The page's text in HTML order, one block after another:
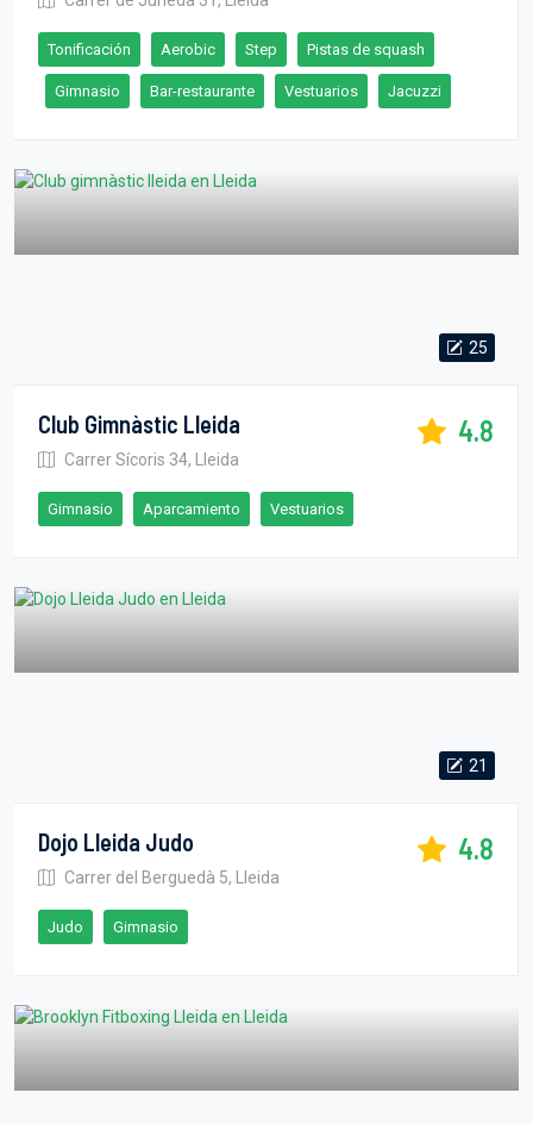
Tonificación Aerobic Step Pistas de squash
Gimnasio Bar-restaurante Vestuarios Jacuzzi
25
Club Gimnàstic Lleida
Carrer Sícoris 34, Lleida
4.8
Gimnasio Aparcamiento Vestuarios
21
Dojo Lleida Judo
Carrer del Berguedà 5, Lleida
4.8
Judo Gimnasio